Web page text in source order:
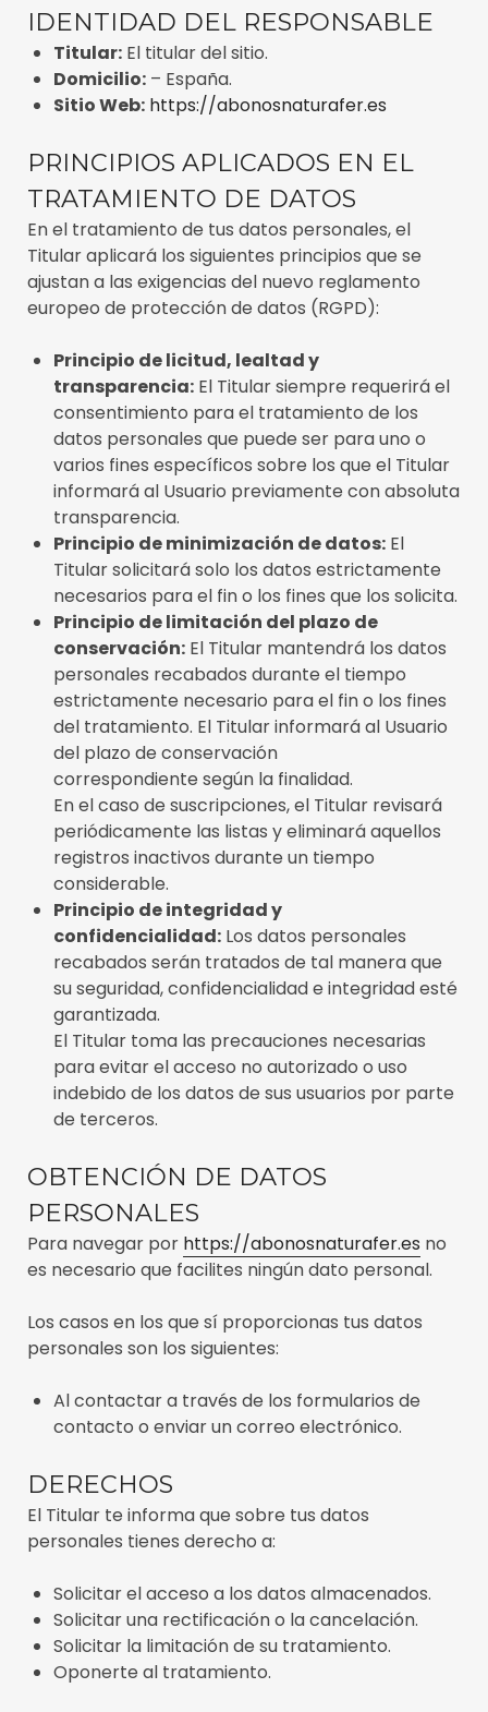
IDENTIDAD DEL RESPONSABLE
Titular: El titular del sitio.
Domicilio: – España.
Sitio Web: https://abonosnaturafer.es
PRINCIPIOS APLICADOS EN EL
TRATAMIENTO DE DATOS
En el tratamiento de tus datos personales, el
Titular aplicará los siguientes principios que se
ajustan a las exigencias del nuevo reglamento
europeo de protección de datos (RGPD):
Principio de licitud, lealtad y
transparencia: El Titular siempre requerirá el
consentimiento para el tratamiento de los
datos personales que puede ser para uno o
varios fines específicos sobre los que el Titular
informará al Usuario previamente con absoluta
transparencia.
Principio de minimización de datos: El
Titular solicitará solo los datos estrictamente
necesarios para el fin o los fines que los solicita.
Principio de limitación del plazo de
conservación: El Titular mantendrá los datos
personales recabados durante el tiempo
estrictamente necesario para el fin o los fines
del tratamiento. El Titular informará al Usuario
del plazo de conservación
correspondiente según la finalidad.
En el caso de suscripciones, el Titular revisará
periódicamente las listas y eliminará aquellos
registros inactivos durante un tiempo
considerable.
Principio de integridad y
confidencialidad: Los datos personales
recabados serán tratados de tal manera que
su seguridad, confidencialidad e integridad esté
garantizada.
El Titular toma las precauciones necesarias
para evitar el acceso no autorizado o uso
indebido de los datos de sus usuarios por parte
de terceros.
OBTENCIÓN DE DATOS
PERSONALES
Para navegar por https://abonosnaturafer.es no
es necesario que facilites ningún dato personal.
Los casos en los que sí proporcionas tus datos
personales son los siguientes:
Al contactar a través de los formularios de
contacto o enviar un correo electrónico.
DERECHOS
El Titular te informa que sobre tus datos
personales tienes derecho a:
Solicitar el acceso a los datos almacenados.
Solicitar una rectificación o la cancelación.
Solicitar la limitación de su tratamiento.
Oponerte al tratamiento.